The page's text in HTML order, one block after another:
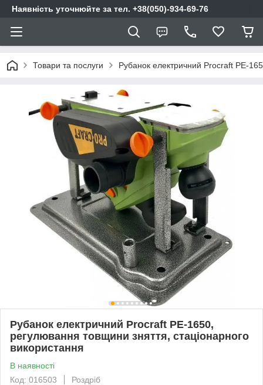
Наявність уточнюйте за тел. +38(050)-934-69-76
Товари та послуги Рубанок електричний Procraft PE-
Рубанок електричний Procraft PE-1650,
регулювання товщини зняття, стаціонарного
використання
В наявності
Код: 016503
Роздріб